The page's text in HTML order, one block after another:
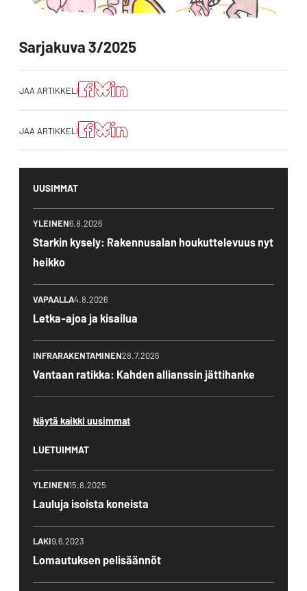
Sarjakuva 3/2025
JAA ARTIKKELI
Jaa
artikkeli
Facebookissa
Jaa
artikkeli
Blueskyssa
Jako:
Jaa
artikkeli
LinkedIn:ssä
JAA ARTIKKELI
Jaa
artikkeli
Facebookissa
Jaa
artikkeli
Blueskyssa
Jako:
Jaa
artikkeli
LinkedIn:ssä
UUSIMMAT
YLEINEN6.8.2026
Starkin kysely: Rakennusalan houkuttelevuus nyt
heikko
VAPAALLA4.8.2026
Letka-ajoa ja kisailua
INFRARAKENTAMINEN28.7.2026
Vantaan ratikka: Kahden allianssin jättihanke
Näytä kaikki uusimmat
LUETUIMMAT
YLEINEN15.8.2025
Lauluja isoista koneista
LAKI9.6.2023
Lomautuksen pelisäännöt